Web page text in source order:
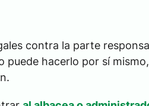
contra la parte
hacerlo por sí